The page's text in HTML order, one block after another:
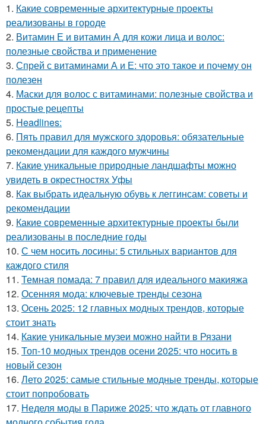
1. Какие современные архитектурные проекты
реализованы в городе
2. Витамин Е и витамин А для кожи лица и волос:
полезные свойства и применение
3. Спрей с витаминами А и Е: что это такое и почему он
полезен
4. Маски для волос с витаминами: полезные свойства и
простые рецепты
5. Headlines:
6. Пять правил для мужского здоровья: обязательные
рекомендации для каждого мужчины
7. Какие уникальные природные ландшафты можно
увидеть в окрестностях Уфы
8. Как выбрать идеальную обувь к леггинсам: советы и
рекомендации
9. Какие современные архитектурные проекты были
реализованы в последние годы
10. С чем носить лосины: 5 стильных вариантов для
каждого стиля
11. Темная помада: 7 правил для идеального макияжа
12. Осенняя мода: ключевые тренды сезона
13. Осень 2025: 12 главных модных трендов, которые
стоит знать
14. Какие уникальные музеи можно найти в Рязани
15. Топ-10 модных трендов осени 2025: что носить в
новый сезон
16. Лето 2025: самые стильные модные тренды, которые
стоит попробовать
17. Неделя моды в Париже 2025: что ждать от главного